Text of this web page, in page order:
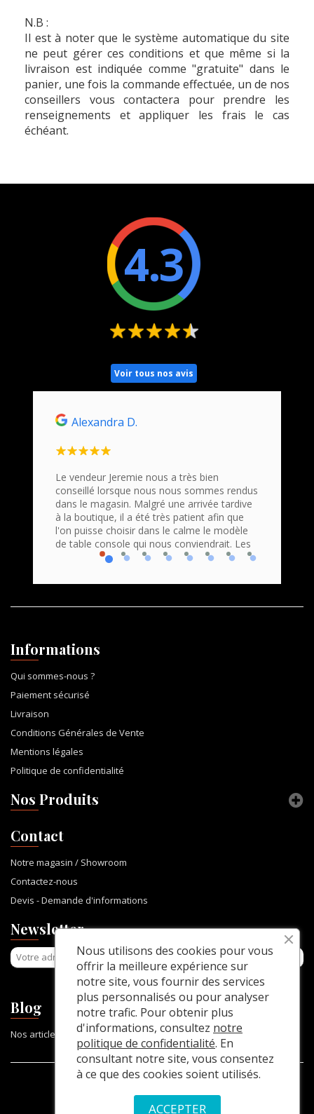
N.B :
Il est à noter que le système automatique du site
ne peut gérer ces conditions et que même si la
livraison est indiquée comme "gratuite" dans le
panier, une fois la commande effectuée, un de nos
conseillers vous contactera pour prendre les
renseignements et appliquer les frais le cas
échéant.
4.3
Voir tous nos avis
Alexandra D.
Le vendeur Jeremie nous a très bien
conseillé lorsque nous nous sommes rendus
dans le magasin. Malgré une arrivée tardive
à la boutique, il a été très patient afin que
l'on puisse choisir dans le calme le modèle
de table console qui nous conviendrait. Les
Informations
Qui sommes-nous ?
Paiement sécurisé
Livraison
Conditions Générales de Vente
Mentions légales
Politique de confidentialité
Nos Produits
Contact
Notre magasin / Showroom
Contactez-nous
Devis - Demande d'informations
Newsletter
Blog
Nos articles
© 2025, La Table Console
Nous utilisons des cookies pour vous
offrir la meilleure expérience sur
notre site, vous fournir des services
plus personnalisés ou pour analyser
notre trafic. Pour obtenir plus
d'informations, consultez notre
politique de confidentialité. En
consultant notre site, vous consentez
à ce que des cookies soient utilisés.
ACCEPTER